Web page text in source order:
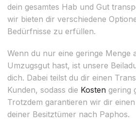
dein gesamtes Hab und Gut
wir bieten dir verschiedene
Bedürfnisse zu erfüllen.
Wenn du nur eine geringe Menge
Umzugsgut hast, ist unsere
dich. Dabei teilst du dir einen
Kunden, sodass die Kosten gering
Trotzdem garantieren wir dir
deiner Besitztümer nach Paphos.